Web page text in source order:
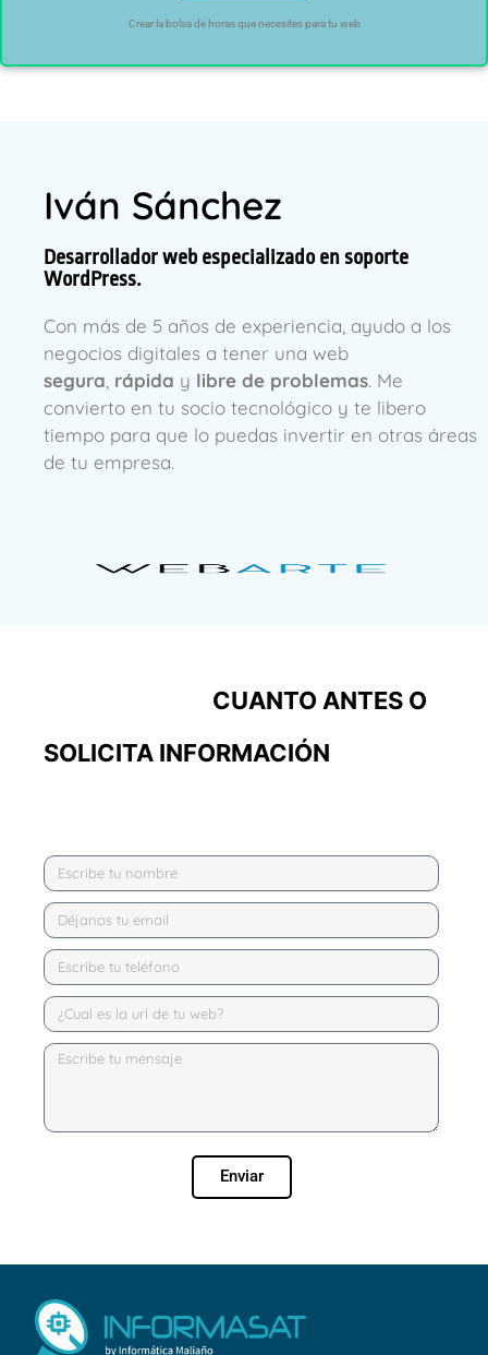
Crear la bolsa de horas que necesites para tu web
Iván Sánchez
Desarrollador web especializado en soporte
WordPress.
Con más de 5 años de experiencia, ayudo a los
negocios digitales a tener una web
segura, rápida y libre de problemas. Me
convierto en tu socio tecnológico y te libero
tiempo para que lo puedas invertir en otras áreas
de tu empresa.
CUANTO ANTES O
SOLICITA INFORMACIÓN
Enviar